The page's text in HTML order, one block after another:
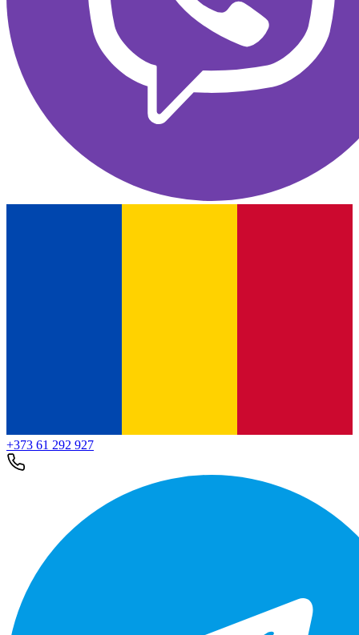
+373 61 292 927